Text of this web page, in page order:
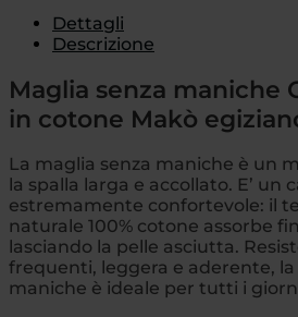
Dettagli
Descrizione
Maglia senza maniche
in cotone Makò
La maglia senza maniche è un
la spalla larga e accollato. E’ un
estremamente confortevole: il
naturale 100% cotone assorbe
lasciando la pelle asciutta.
frequenti, leggera e aderente, la
maniche è ideale per tutti i